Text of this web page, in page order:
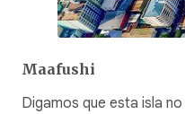
Maafushi
Digamos que esta isla